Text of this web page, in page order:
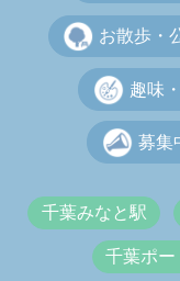
お散歩・
趣味
募集
千葉みなと駅
千葉ポー